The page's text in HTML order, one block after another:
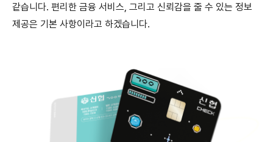
같습니다. 편리한 금융 서비스, 그리고 신뢰감을 줄 수 있는 정보
제공은 기본 사항이라고 하겠습니다.